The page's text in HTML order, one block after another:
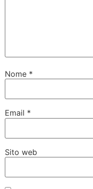
Nome *
Email *
Sito web